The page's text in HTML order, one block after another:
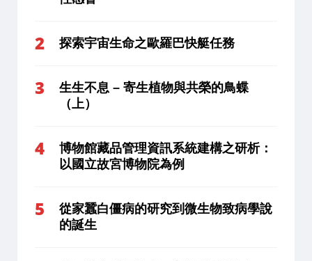
探索宇宙生命之歐羅巴快艇任務
生生不息 – 寄生植物與共榮的鳥蝶
（上）
博物館藏品管理資訊系統建構之研析：
以國立故宮博物院為例
從家蠶白僵病的研究到微生物致病學說
的誕生